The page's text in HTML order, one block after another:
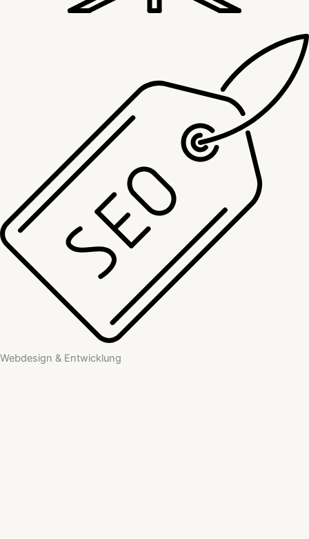
Webdesign & Entwicklung